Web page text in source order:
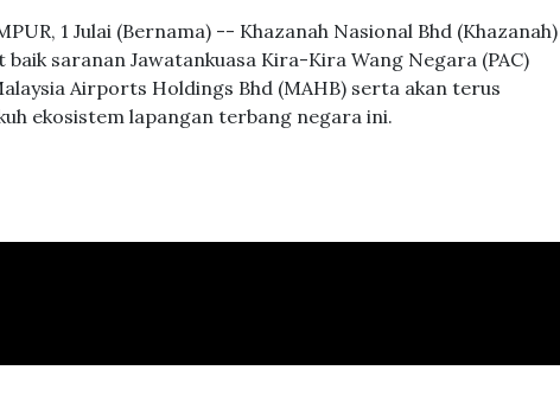
1 Julai (Bernama) -- Khazanah Nasional Bhd (Khazanah)
baik saranan Jawatankuasa Kira-Kira Wang Negara (PAC)
Airports Holdings Bhd (MAHB) serta akan terus
ekosistem lapangan terbang negara ini.